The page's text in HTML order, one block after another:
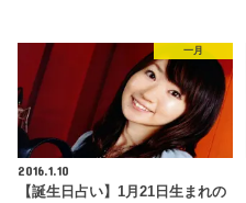
一月
2016.1.10
【誕生日占い】1月21日生まれの